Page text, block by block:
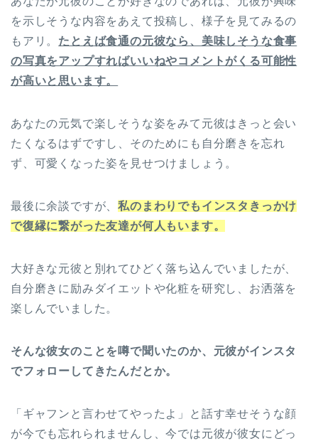
を示しそうな内容をあえて投稿し、様子を見てみるの
もアリ。 たとえば食通の元彼なら、美味しそうな食事
の写真をアップすればいいねやコメントがくる可能性
が高いと思います。
あなたの元気で楽しそうな姿をみて元彼はきっと会い
たくなるはずですし、そのためにも自分磨きを忘れ
ず、可愛くなった姿を見せつけましょう。
最後に余談ですが、私のまわりでもインスタきっかけ
で復縁に繋がった友達が何人もいます。
大好きな元彼と別れてひどく落ち込んでいましたが、
自分磨きに励みダイエットや化粧を研究し、お洒落を
楽しんでいました。
そんな彼女のことを噂で聞いたのか、元彼がインスタ
でフォローしてきたんだとか。
「ギャフンと言わせてやったよ」と話す幸せそうな顔
が今でも忘れられませんし、今では元彼が彼女にどっ